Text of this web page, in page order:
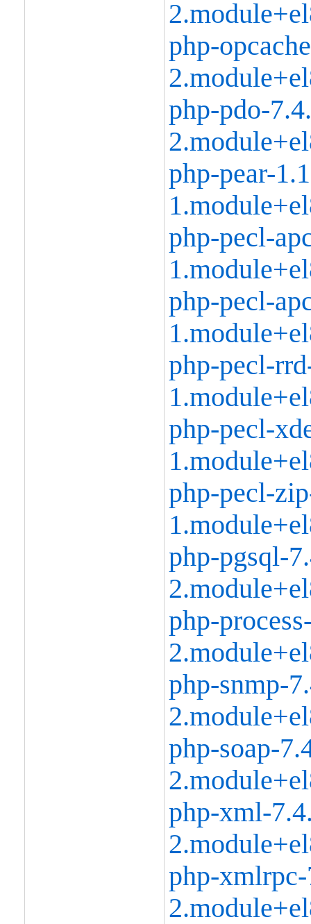
php-
php-pdo-
php-pear-
php-pecl-
php-pecl-
php-pecl-
php-pecl-
php-pecl-
php-pgsql-
php-
php-snmp-
php-soap-
php-xml-
php-